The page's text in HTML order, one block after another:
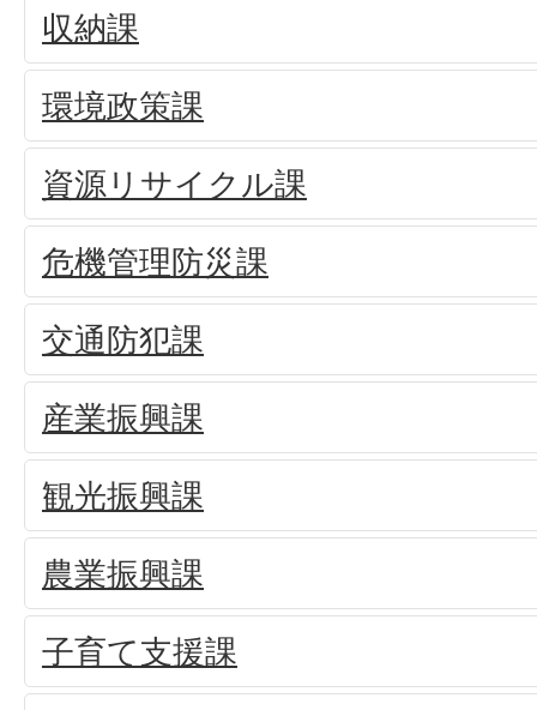
収納課
環境政策課
資源リサイクル課
危機管理防災課
交通防犯課
産業振興課
観光振興課
農業振興課
子育て支援課